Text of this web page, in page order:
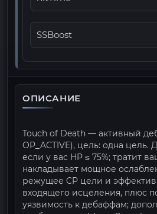
SSBoost
ОПИСАНИЕ
Touch of Death — активный
OP_ACTIVE), цель: одна цель.
если у вас HP ≤ 75%; тратит
накладывает мощное
режущее CP цели и
входящего исцеления, плюс
уязвимость к дебаффам;